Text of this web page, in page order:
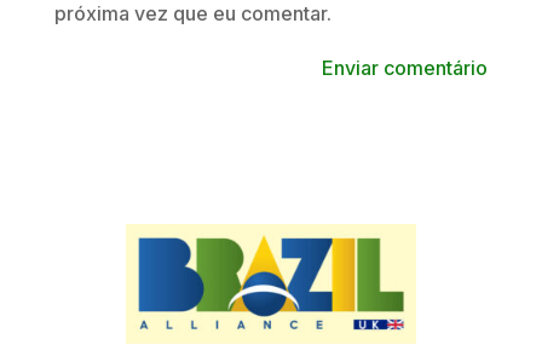
próxima vez que eu comentar.
Enviar comentário